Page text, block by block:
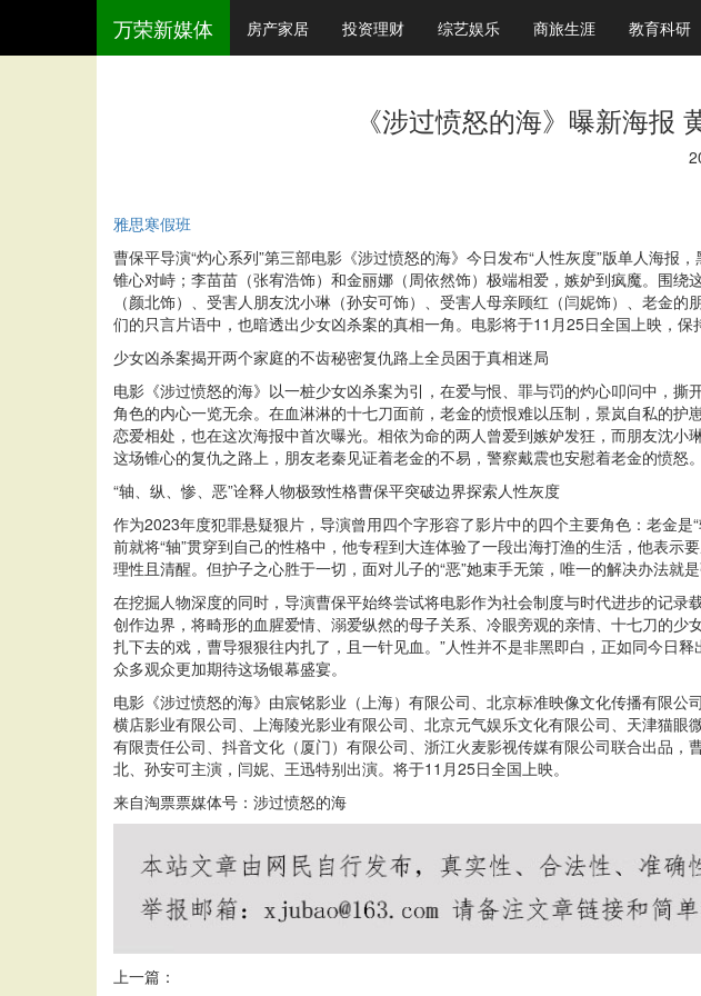
万荣新媒体 房产家居 投资理财 综艺娱乐 商旅生涯 教育科研
《涉过愤怒的海》曝新海报
雅思寒假班
曹保平导演“灼心系列”第三部电影《涉过愤怒的海》今日发布“人性灰度”版单人海
锥心对峙；李苗苗（张宥浩饰）和金丽娜（周依然饰）极端相爱，嫉妒到疯魔。围
（颜北饰）、受害人朋友沈小琳（孙安可饰）、受害人母亲顾红（闫妮饰）、老金
们的只言片语中，也暗透出少女凶杀案的真相一角。电影将于11月25日全国上映，保
少女凶杀案揭开两个家庭的不齿秘密复仇路上全员困于真相迷局
电影《涉过愤怒的海》以一桩少女凶杀案为引，在爱与恨、罪与罚的灼心叩问中，
角色的内心一览无余。在血淋淋的十七刀面前，老金的愤恨难以压制，景岚自私的
恋爱相处，也在这次海报中首次曝光。相依为命的两人曾爱到嫉妒发狂，而朋友沈小
这场锥心的复仇之路上，朋友老秦见证着老金的不易，警察戴震也安慰着老金的愤
“轴、纵、惨、恶”诠释人物极致性格曹保平突破边界探索人性灰度
作为2023年度犯罪悬疑狠片，导演曾用四个字形容了影片中的四个主要角色：老金是
前就将“轴”贯穿到自己的性格中，他专程到大连体验了一段出海打渔的生活，他表
理性且清醒。但护子之心胜于一切，面对儿子的“恶”她束手无策，唯一的解决办法就
在挖掘人物深度的同时，导演曹保平始终尝试将电影作为社会制度与时代进步的记
创作边界，将畸形的血腥爱情、溺爱纵然的母子关系、冷眼旁观的亲情、十七刀的
扎下去的戏，曹导狠狠往内扎了，且一针见血。”人性并不是非黑即白，正如同今日
众多观众更加期待这场银幕盛宴。
电影《涉过愤怒的海》由宸铭影业（上海）有限公司、北京标准映像文化传播有限
横店影业有限公司、上海陵光影业有限公司、北京元气娱乐文化有限公司、天津猫
有限责任公司、抖音文化（厦门）有限公司、浙江火麦影视传媒有限公司联合出品
北、孙安可主演，闫妮、王迅特别出演。将于11月25日全国上映。
来自淘票票媒体号：涉过愤怒的海
上一篇：